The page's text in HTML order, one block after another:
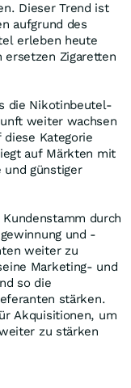
Dieser Trend ist
aufgrund des
erleben heute
ersetzen Zigaretten
die Nikotinbeutel-
weiter wachsen
Kategorie
auf Märkten mit
und günstiger
durch
und -
weiter zu
Marketing- und
so die
stärken.
Akquisitionen, um
zu stärken